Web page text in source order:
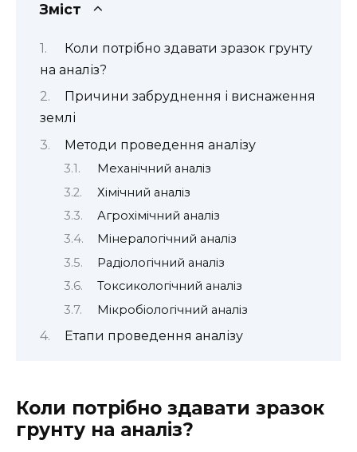
Зміст
Коли потрібно здавати зразок грунту
на аналіз?
Причини забруднення і виснаження
землі
Методи проведення аналізу
Механічний аналіз
Хімічний аналіз
Агрохімічний аналіз
Мінералогічний аналіз
Радіологічний аналіз
Токсикологічний аналіз
Мікробіологічний аналіз
Етапи проведення аналізу
Коли потрібно здавати зразок
грунту на аналіз?